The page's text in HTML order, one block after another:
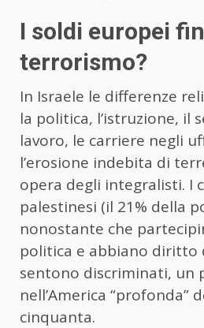
I soldi europei
terrorismo?
In Israele le differenze
la politica, l’istruzione, il
lavoro, le carriere negli
l’erosione indebita di
opera degli integralisti. I
palestinesi (il 21% della
nonostante che
politica e abbiano diritto
sentono discriminati, un
nell’America “profonda”
cinquanta.